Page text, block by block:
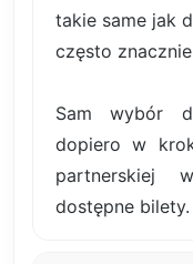
takie same jak
często
Sam wybór
dopiero w
partnerskiej
dostępne bilety.